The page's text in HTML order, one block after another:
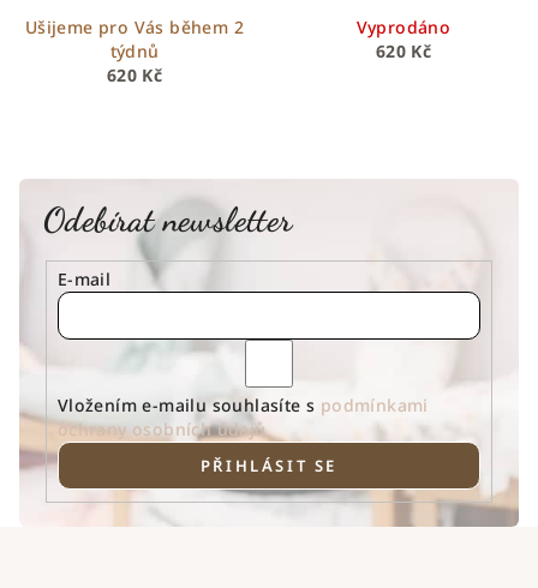
620 Kč
Ušijeme pro Vás během 2
týdnů
620 Kč
Vyprodáno
Odebírat newsletter
E-mail
Vložením e-mailu souhlasíte s podmínkami
ochrany osobních údajů
PŘIHLÁSIT SE